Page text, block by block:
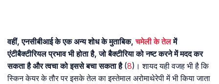
वहीं, एनसीबीआई के एक अन्य शोध के मुताबिक, चमेली के तेलमें
एंटीबैक्टीरियल प्रभाव भी होता है, जो बैक्टीरिया को नष्ट करने में मदद कर
सकता है और त्वचा को इससे बचा सकता है(8)। शायद यही वजह भी है कि
स्किन केयर के तौर पर इसके तेल का इस्तेमाल अरोमाथेरेपी में भी किया जाता